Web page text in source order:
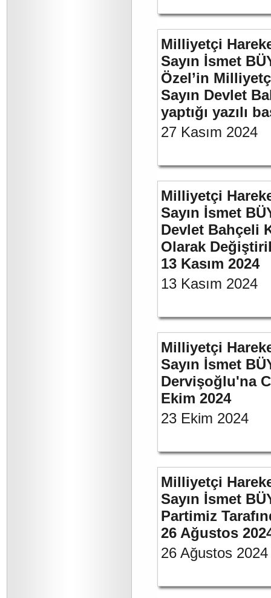
Milliyetçi
Sayın İsmet
Özel’in
Sayın Devlet
yaptığı yazılı
27 Kasım 2024
Milliyetçi
Sayın İsmet
Devlet Bahçeli
Olarak
13 Kasım 2024
13 Kasım 2024
Milliyetçi
Sayın İsmet
Dervişoğlu'na
Ekim 2024
23 Ekim 2024
Milliyetçi
Sayın İsmet
Partimiz
26 Ağustos
26 Ağustos 2024